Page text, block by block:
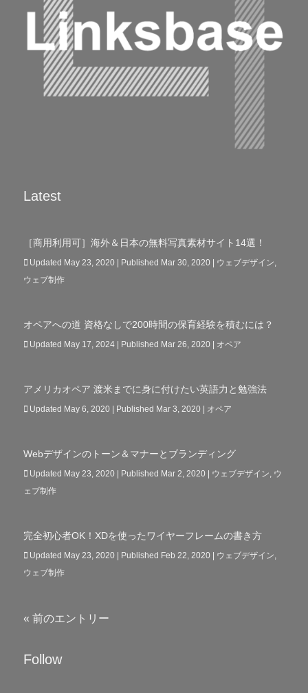
Latest
［商用利用可］海外＆日本の無料写真素材サイト14選！
Updated May 23, 2020 | Published Mar 30, 2020| ウェブデザイン,
ウェブ制作
オペアへの道 資格なしで200時間の保育経験を積むには？
Updated May 17, 2024 | Published Mar 26, 2020| オペア
アメリカオペア 渡米までに身に付けたい英語力と勉強法
Updated May 6, 2020 | Published Mar 3, 2020| オペア
Webデザインのトーン＆マナーとブランディング
Updated May 23, 2020 | Published Mar 2, 2020| ウェブデザイン, ウ
ェブ制作
完全初心者OK！XDを使ったワイヤーフレームの書き方
Updated May 23, 2020 | Published Feb 22, 2020| ウェブデザイン,
ウェブ制作
« 前のエントリー
Follow